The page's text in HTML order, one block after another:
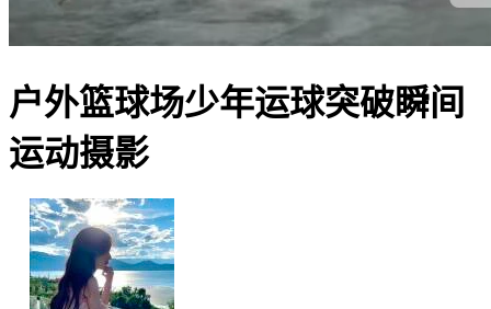
户外篮球场少年运球突破瞬间
运动摄影